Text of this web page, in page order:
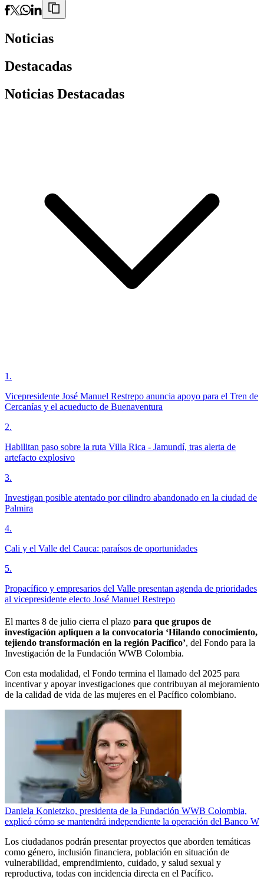
Noticias
Destacadas
Noticias Destacadas
1 .
Vicepresidente José Manuel Restrepo anuncia apoyo para el Tren de
Cercanías y el acueducto de Buenaventura
2.
Habilitan paso sobre la ruta Villa Rica - Jamundí, tras alerta de
artefacto explosivo
3.
Investigan posible atentado por cilindro abandonado en la ciudad de
Palmira
4.
Cali y el Valle del Cauca: paraísos de oportunidades
5.
Propacífico y empresarios del Valle presentan agenda de prioridades
al vicepresidente electo José Manuel Restrepo
El martes 8 de julio cierra el plazo para que grupos de
investigación apliquen a la convocatoria ‘Hilando conocimiento,
tejiendo transformación en la región Pacífico’, del Fondo para la
Investigación de la Fundación WWB Colombia.
Con esta modalidad, el Fondo termina el llamado del 2025 para
incentivar y apoyar investigaciones que contribuyan al mejoramiento
de la calidad de vida de las mujeres en el Pacífico colombiano.
Daniela Konietzko, presidenta de la Fundación WWB Colombia,
explicó cómo se mantendrá independiente la operación del Banco W
Los ciudadanos podrán presentar proyectos que aborden temáticas
como género, inclusión financiera, población en situación de
vulnerabilidad, emprendimiento, cuidado, y salud sexual y
reproductiva, todas con incidencia directa en el Pacífico.